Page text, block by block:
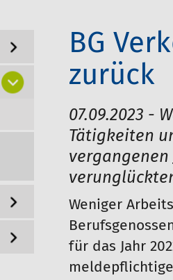
BG
zurück
07.09.2023 -
Tätigkeiten
Weniger
für das Jahr